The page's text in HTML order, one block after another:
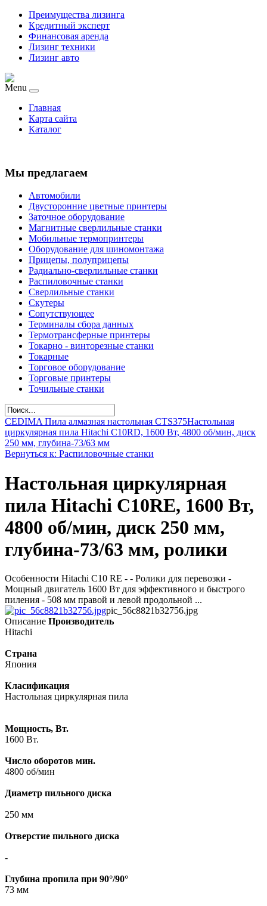
Преимущества лизинга
Кредитный эксперт
Финансовая аренда
Лизинг техники
Лизинг авто
Menu
Главная
Карта сайта
Каталог
Мы предлагаем
Автомобили
Двусторонние цветные принтеры
Заточное оборудование
Магнитные сверлильные станки
Мобильные термопринтеры
Оборудование для шиномонтажа
Прицепы, полуприцепы
Радиально-сверлильные станки
Распиловочные станки
Сверлильные станки
Скутеры
Сопутствующее
Терминалы сбора данных
Термотрансферные принтеры
Токарно - винторезные станки
Токарные
Торговое оборудование
Торговые принтеры
Точильные станки
CEDIMA Пила алмазная настольная CTS375Настольная
циркулярная пила Hitachi C10RD, 1600 Вт, 4800 об/мин, диск
250 мм, глубина-73/63 мм
Вернуться к: Распиловочные станки
Настольная циркулярная
пила Hitachi C10RE, 1600 Вт,
4800 об/мин, диск 250 мм,
глубина-73/63 мм, ролики
Особенности Hitachi C10 RE - - Ролики для перевозки -
Мощный двигатель 1600 Вт для эффективного и быстрого
пиления - 508 мм правой и левой продольной ...
pic_56c8821b32756.jpg
Описание Производитель
Hitachi
Страна
Япония
Класификация
Настольная циркулярная пила
Мощность, Вт.
1600 Вт.
Число оборотов мин.
4800 об/мин
Диаметр пильного диска
250 мм
Отверстие пильного диска
-
Глубина пропила при 90°/90°
73 мм